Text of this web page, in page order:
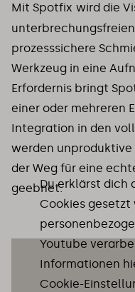
Mit Spotfix wird die
prozesssichere
Werkzeug in eine
Erfordernis bringt
einer oder mehreren
Integration in den
werden
der Weg für eine
geebnet.Du erklärst dich
Cookies gesetzt
Youtube
Informationen
Cookie-